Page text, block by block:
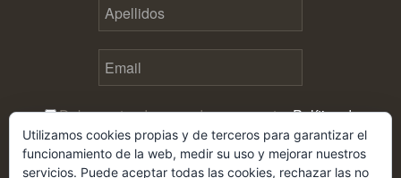
Debes estar de acuerdo con nuestraPolítica de
privacidad antes de enviar este formulario
Utilizamos cookies propias y de terceros para garantizar el
funcionamiento de la web, medir su uso y mejorar nuestros
servicios. Puede aceptar todas las cookies, rechazar las no